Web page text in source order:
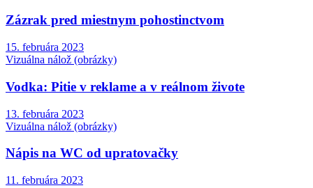
Zázrak pred miestnym pohostinctvom
15. februára 2023
Vizuálna nálož (obrázky)
Vodka: Pitie v reklame a v reálnom živote
13. februára 2023
Vizuálna nálož (obrázky)
Nápis na WC od upratovačky
11. februára 2023